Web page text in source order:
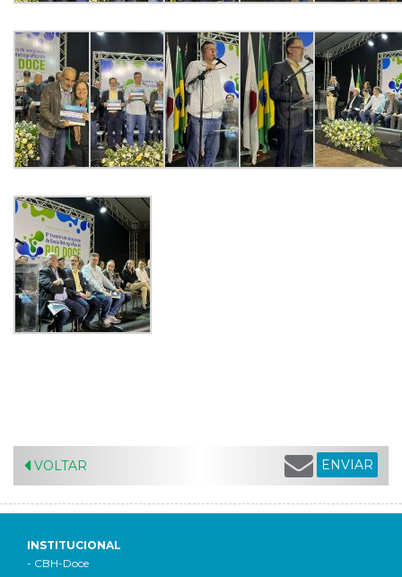
VOLTAR ENVIAR
INSTITUCIONAL
- CBH-Doce